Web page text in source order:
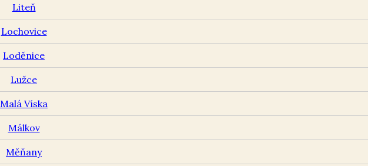
Liteň
Lochovice
Loděnice
Lužce
Malá Víska
Málkov
Měňany